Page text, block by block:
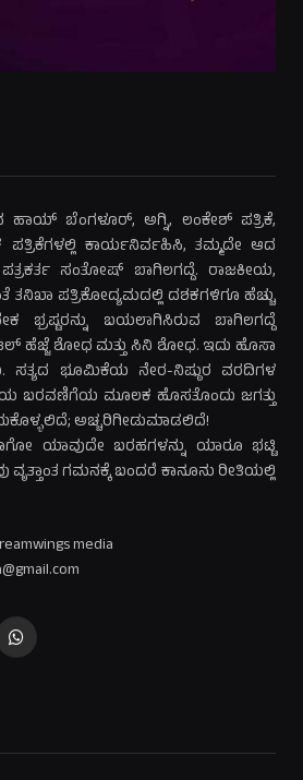
ಹಾಯ್ ಬೆಂಗಳೂರ್, ಅಗ್ನಿ, ಲಂಕೇಶ್ ಪತ್ರಿಕೆ,
ಕಾರ್ಯನಿರ್ವಹಿಸಿ, ತಮ್ಮದೇ ಆದ
ಸಂತೋಷ್ ಬಾಗಿಲಗದ್ದೆ. ರಾಜಕೀಯ,
ಪತ್ರಿಕೋದ್ಯಮದಲ್ಲಿ ದಶಕಗಳಿಗೂ ಹೆಚ್ಚು
ಭ್ರಷ್ಟರನ್ನು ಬಯಲಾಗಿಸಿರುವ ಬಾಗಿಲಗದ್ದೆ
ಹೆಜ್ಜೆ ಶೋಧ ಮತ್ತು ಸಿನಿ ಶೋಧ. ಇದು ಹೊಸಾ
ಭೂಮಿಕೆಯ ನೇರ-ನಿಷ್ಠುರ ವರದಿಗಳ
ಬರವಣಿಗೆಯ ಮೂಲಕ ಹೊಸತೊಂದು ಜಗತ್ತು
ಅಚ್ಚರಿಗೀಡುಮಾಡಲಿದೆ!
ಯಾವುದೇ ಬರಹಗಳನ್ನು ಯಾರೂ ಭಟ್ಟಿ
ವೃತ್ತಾಂತ ಗಮನಕ್ಕೆ ಬಂದರೆ ಕಾನೂನು ರೀತಿಯಲ್ಲಿ
media
WhatsApp